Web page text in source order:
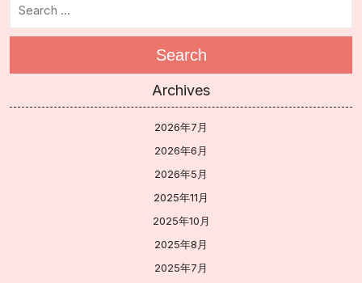
Search
Archives
2026年7月
2026年6月
2026年5月
2025年11月
2025年10月
2025年8月
2025年7月